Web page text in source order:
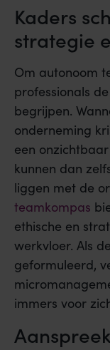
Kaders
strategie
Om autonoom
professionals
begrijpen.
onderneming
een
kunnen dan
liggen met de
teamkompas
ethische en
werkvloer. Als
geformuleerd,
immers voor